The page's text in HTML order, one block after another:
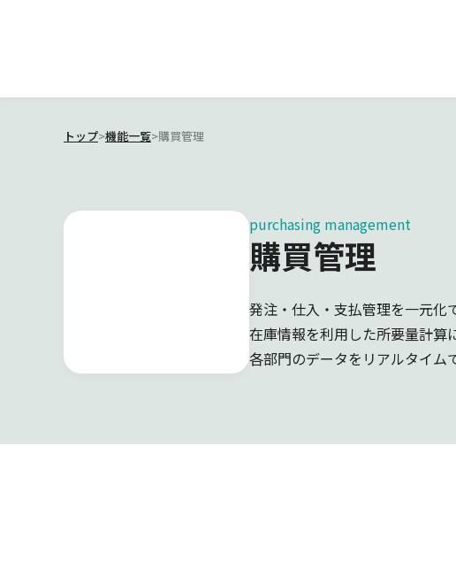
トップ>機能一覧>購買管理
purchasing management
購買管理
発注・仕入・支払管理を一元化
在庫情報を利用した所要量計算
各部門のデータをリアルタイム